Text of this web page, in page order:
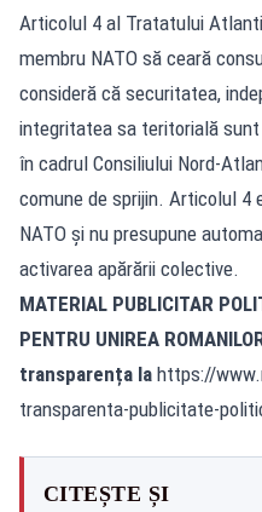
Articolul 4 al Tratatului
membru NATO să ceară
consideră că securitatea,
integritatea sa teritorială
în cadrul Consiliului Nord-
comune de sprijin. Articolul
NATO și nu presupune
activarea apărării colective.
MATERIAL PUBLICITAR
PENTRU UNIREA
transparența la https://
transparenta-publicitate-
CITEȘTE ȘI